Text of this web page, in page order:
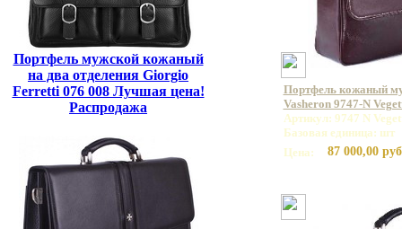
Портфель мужской кожаный
на два отделения Giorgio
Ferretti 076 008 Лучшая цена!
Распродажа
Портфель кожаный
Vasheron 9747-N
Артикул: 9747 N
Базовая единица: шт
Цена:
87 000,00